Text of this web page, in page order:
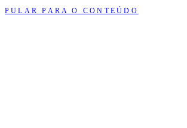
PULAR PARA O CONTEÚDO